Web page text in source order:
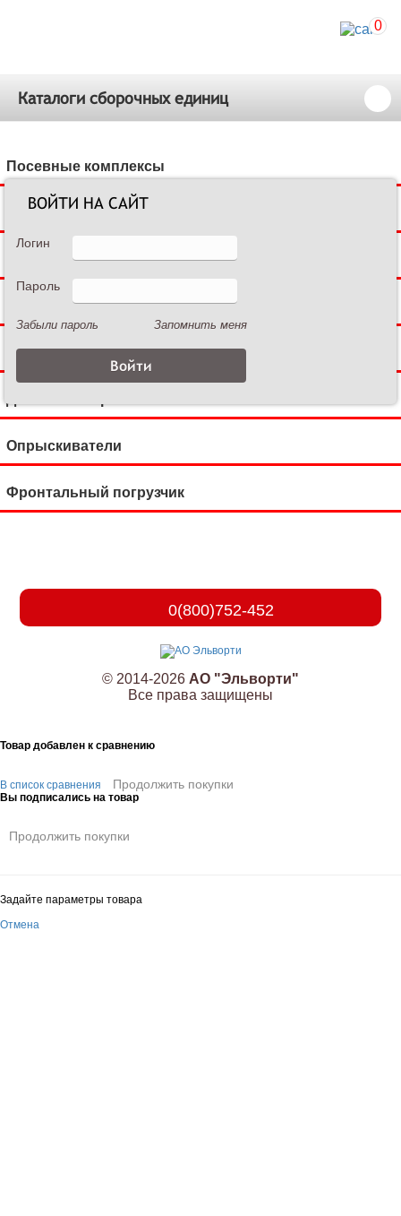
0
Каталоги сборочных единиц
Посевные комплексы
Сеялки зерновые
Сеялки пропашные
Культиваторы междурядные
Культиваторы сплошной обработки
Опрыскиватели
Фронтальный погрузчик
0(800)752-452
© 2014-2026 АО "Эльворти"
Все права защищены
Товар добавлен к сравнению
В список сравнения Продолжить покупки
Вы подписались на товар
Продолжить покупки
Задайте параметры товара
Отмена
ВОЙТИ НА САЙТ
Логин
Пароль
Забыли пароль Запомнить меня